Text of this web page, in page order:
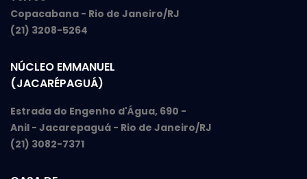
Copacabana - Rio de Janeiro/RJ
(21) 3208-5264
NÚCLEO EMMANUEL
(JACARÉPAGUÁ)
Estrada do Engenho d'Água, 690 -
Anil - Jacarepaguá - Rio de Janeiro/RJ
(21) 3082-7371